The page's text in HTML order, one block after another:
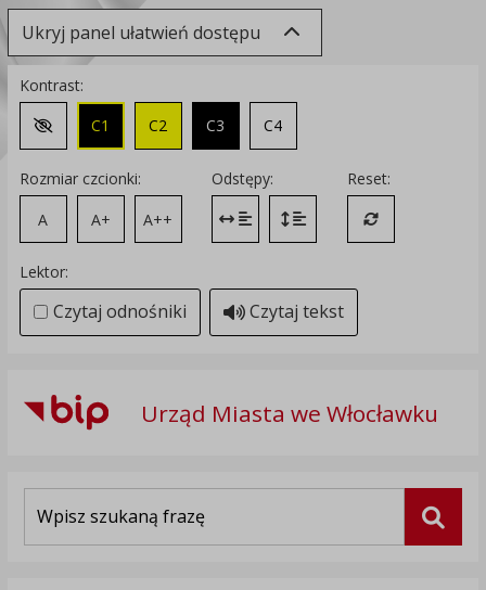
Ukryj panel ułatwień dostępu
Kontrast:
Zmień kontrast na domyślny
C1 C2 C3 C4
Rozmiar czcionki:
A
A+ A++
Odstępy:
Zmień odstęp między literami
Zmień interlinię i margines
Reset:
Przywróć
Lektor:
Czytaj odnośniki Czytaj tekst
Urząd Miasta we Włocławku